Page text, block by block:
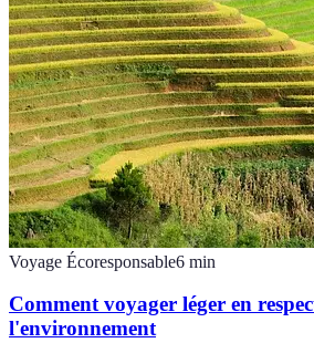
Voyage Écoresponsable6 min
Comment voyager léger en
l'environnement